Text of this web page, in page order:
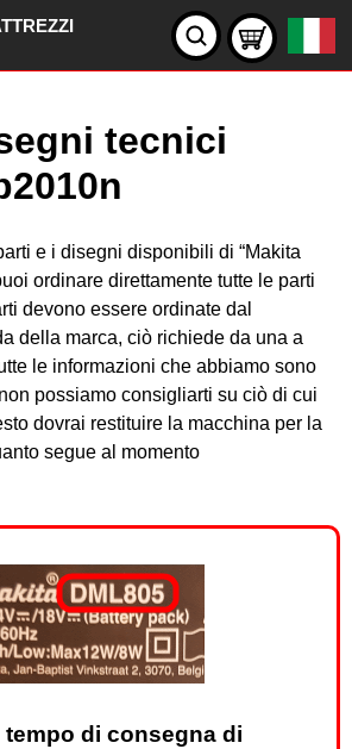
tecnici
e i disegni disponibili di “Makita
ordinare direttamente tutte le parti
devono essere ordinate dal
della marca, ciò richiede da una a
le informazioni che abbiamo sono
possiamo consigliarti su ciò di cui
dovrai restituire la macchina per la
segue al momento
tempo di consegna di